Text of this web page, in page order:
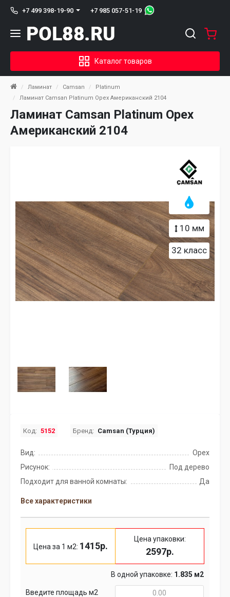
+7 499 398-19-90 +7 985 057-51-19
Каталог товаров
Ламинат Camsan
Platinum
Ламинат Camsan Platinum Орех Американский 2104
Ламинат Camsan Platinum Орех
Американский 2104
10 мм
32 класс
Код: 5152 Бренд: Camsan (Турция)
Вид:
Орех
Рисунок:
Под дерево
Подходит для ванной комнаты:
Да
Все характеристики
Цена за 1 м2: 1415р.
Цена упаковки:
2597р.
В одной упаковке: 1.835 м2
Введите площадь м2